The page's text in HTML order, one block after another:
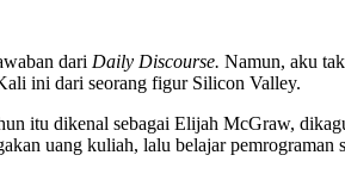
dari Daily Discourse. Namun, aku
ini dari seorang figur Silicon Valley.
itu dikenal sebagai Elijah McGraw,
uang kuliah, lalu belajar